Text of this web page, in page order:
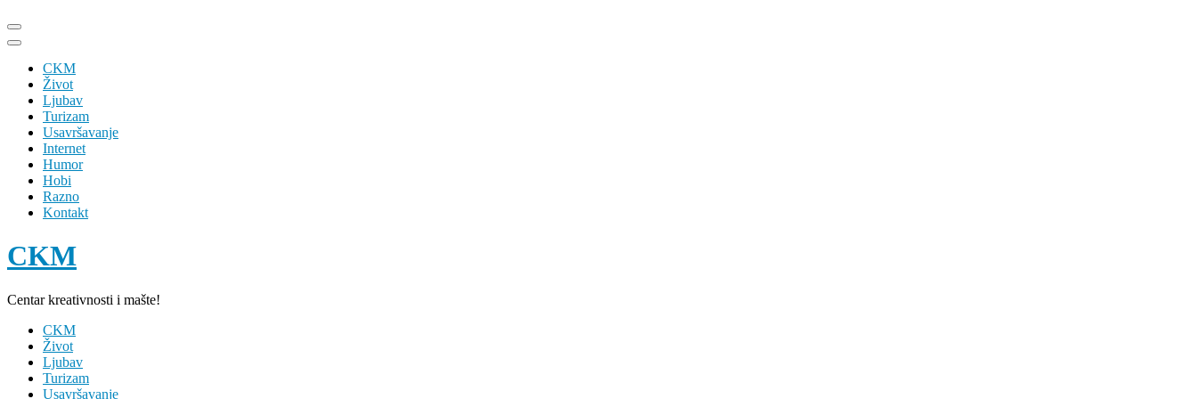
Skip
to
(Press
Enter)
CKM
Život
Ljubav
Turizam
Usavršavanje
Internet
Humor
Hobi
Razno
Kontakt
CKM
Centar kreativnosti i mašte!
CKM
Život
Ljubav
Turizam
Usavršavanje